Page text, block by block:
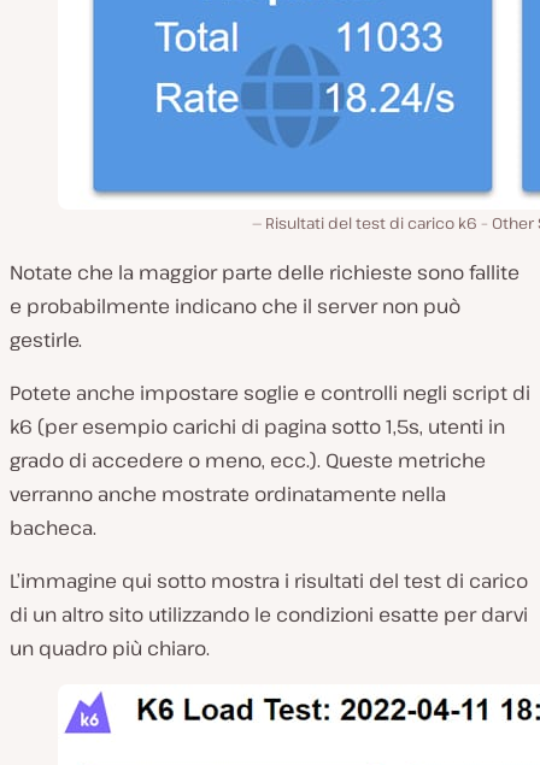
Risultati del test di carico k6 – Other
Notate che la maggior parte delle richieste sono fallite
e probabilmente indicano che il server non può
gestirle.
Potete anche impostare soglie e controlli negli script di
k6 (per esempio carichi di pagina sotto 1,5s, utenti in
grado di accedere o meno, ecc.). Queste metriche
verranno anche mostrate ordinatamente nella
bacheca.
L’immagine qui sotto mostra i risultati del test di carico
di un altro sito utilizzando le condizioni esatte per darvi
un quadro più chiaro.